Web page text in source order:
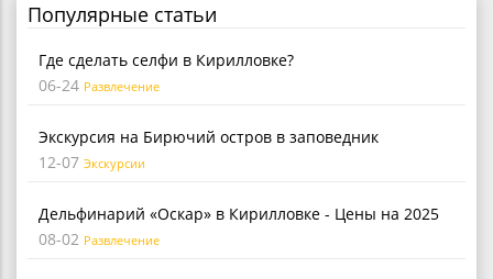
Популярные статьи
Где сделать селфи в Кирилловке?
06-24 Развлечение
Экскурсия на Бирючий остров в заповедник
12-07 Экскурсии
Дельфинарий «Оскар» в Кирилловке - Цены на 2025
08-02 Развлечение